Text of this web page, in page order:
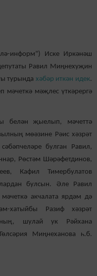
информ”) Иске Иркәнәш
Равил Миңнехуҗин
турында хәбәр иткән идек.
мәчеткә мәҗлес үткәрергә
белән җыелып, мәчеттә
мөәзине Рәис хәзрәт
булган Равил,
Рөстәм Шәрәфетдинов,
Кафил Тимербулатов
булсын. Әле Равил
акчалата ярдәм дә
хатыйбы Разиф хәзрәт
шулай ук Рәйхана
Миңнеханова һ.б.